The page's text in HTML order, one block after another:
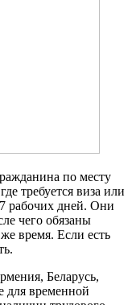
по месту
требуется виза или
рабочих дней. Они
чего обязаны
время. Если есть
Беларусь,
для временной